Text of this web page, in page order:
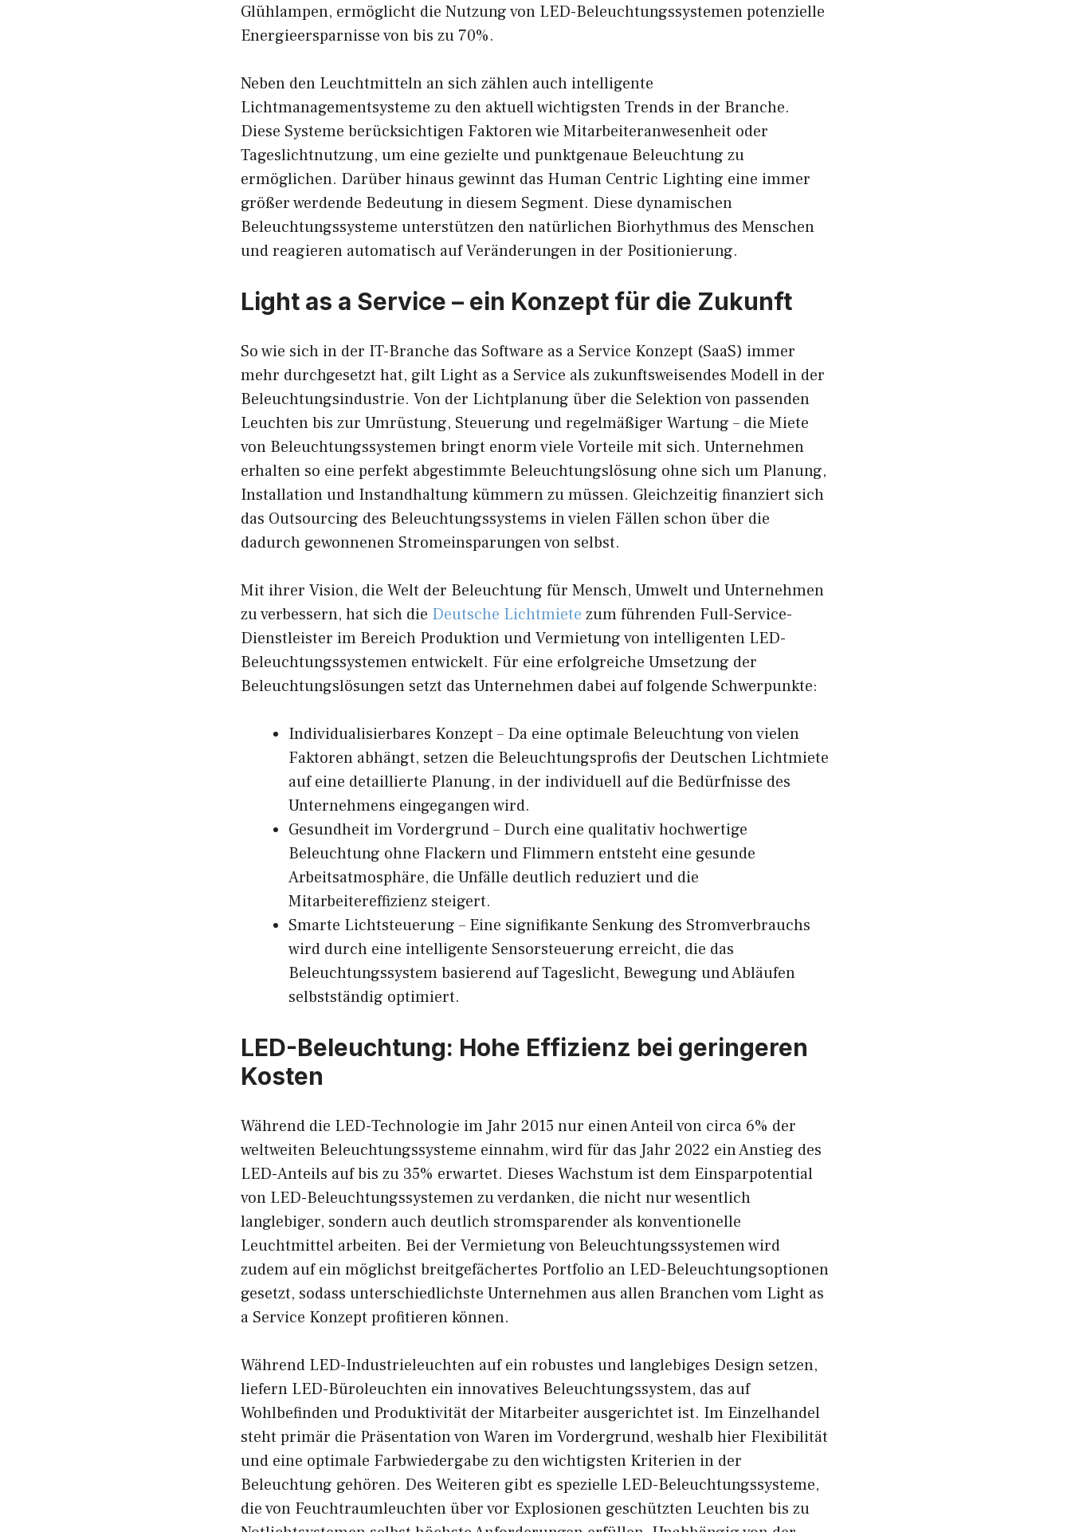
Glühlampen, ermöglicht die Nutzung von LED-Beleuchtungssystemen potenzielle
Energieersparnisse von bis zu 70%.
Neben den Leuchtmitteln an sich zählen auch intelligente
Lichtmanagementsysteme zu den aktuell wichtigsten Trends in der Branche.
Diese Systeme berücksichtigen Faktoren wie Mitarbeiteranwesenheit oder
Tageslichtnutzung, um eine gezielte und punktgenaue Beleuchtung zu
ermöglichen. Darüber hinaus gewinnt das Human Centric Lighting eine immer
größer werdende Bedeutung in diesem Segment. Diese dynamischen
Beleuchtungssysteme unterstützen den natürlichen Biorhythmus des Menschen
und reagieren automatisch auf Veränderungen in der Positionierung.
Light as a Service – ein Konzept für die Zukunft
So wie sich in der IT-Branche das Software as a Service Konzept (SaaS) immer
mehr durchgesetzt hat, gilt Light as a Service als zukunftsweisendes Modell in der
Beleuchtungsindustrie. Von der Lichtplanung über die Selektion von passenden
Leuchten bis zur Umrüstung, Steuerung und regelmäßiger Wartung – die Miete
von Beleuchtungssystemen bringt enorm viele Vorteile mit sich. Unternehmen
erhalten so eine perfekt abgestimmte Beleuchtungslösung ohne sich um Planung,
Installation und Instandhaltung kümmern zu müssen. Gleichzeitig finanziert sich
das Outsourcing des Beleuchtungssystems in vielen Fällen schon über die
dadurch gewonnenen Stromeinsparungen von selbst.
Mit ihrer Vision, die Welt der Beleuchtung für Mensch, Umwelt und Unternehmen
zu verbessern, hat sich die Deutsche Lichtmiete zum führenden Full-Service-
Dienstleister im Bereich Produktion und Vermietung von intelligenten LED-
Beleuchtungssystemen entwickelt. Für eine erfolgreiche Umsetzung der
Beleuchtungslösungen setzt das Unternehmen dabei auf folgende Schwerpunkte:
Individualisierbares Konzept – Da eine optimale Beleuchtung von vielen
Faktoren abhängt, setzen die Beleuchtungsprofis der Deutschen Lichtmiete
auf eine detaillierte Planung, in der individuell auf die Bedürfnisse des
Unternehmens eingegangen wird.
Gesundheit im Vordergrund – Durch eine qualitativ hochwertige
Beleuchtung ohne Flackern und Flimmern entsteht eine gesunde
Arbeitsatmosphäre, die Unfälle deutlich reduziert und die
Mitarbeitereffizienz steigert.
Smarte Lichtsteuerung – Eine signifikante Senkung des Stromverbrauchs
wird durch eine intelligente Sensorsteuerung erreicht, die das
Beleuchtungssystem basierend auf Tageslicht, Bewegung und Abläufen
selbstständig optimiert.
LED-Beleuchtung: Hohe Effizienz bei geringeren
Kosten
Während die LED-Technologie im Jahr 2015 nur einen Anteil von circa 6% der
weltweiten Beleuchtungssysteme einnahm, wird für das Jahr 2022 ein Anstieg des
LED-Anteils auf bis zu 35% erwartet. Dieses Wachstum ist dem Einsparpotential
von LED-Beleuchtungssystemen zu verdanken, die nicht nur wesentlich
langlebiger, sondern auch deutlich stromsparender als konventionelle
Leuchtmittel arbeiten. Bei der Vermietung von Beleuchtungssystemen wird
zudem auf ein möglichst breitgefächertes Portfolio an LED-Beleuchtungsoptionen
gesetzt, sodass unterschiedlichste Unternehmen aus allen Branchen vom Light as
a Service Konzept profitieren können.
Während LED-Industrieleuchten auf ein robustes und langlebiges Design setzen,
liefern LED-Büroleuchten ein innovatives Beleuchtungssystem, das auf
Wohlbefinden und Produktivität der Mitarbeiter ausgerichtet ist. Im Einzelhandel
steht primär die Präsentation von Waren im Vordergrund, weshalb hier Flexibilität
und eine optimale Farbwiedergabe zu den wichtigsten Kriterien in der
Beleuchtung gehören. Des Weiteren gibt es spezielle LED-Beleuchtungssysteme,
die von Feuchtraumleuchten über vor Explosionen geschützten Leuchten bis zu